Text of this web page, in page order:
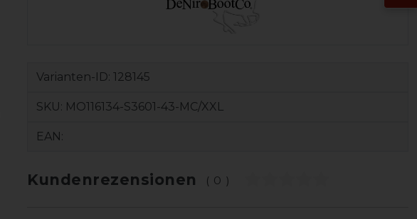
Varianten-ID: 128145
SKU: MO116134-S3601-43-MC/XXL
EAN:
Kundenrezensionen (0)